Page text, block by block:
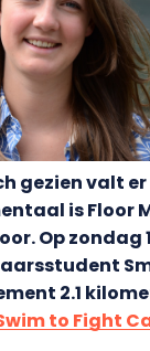
gezien valt
is Floor
Op zondag
2.1
to Fight